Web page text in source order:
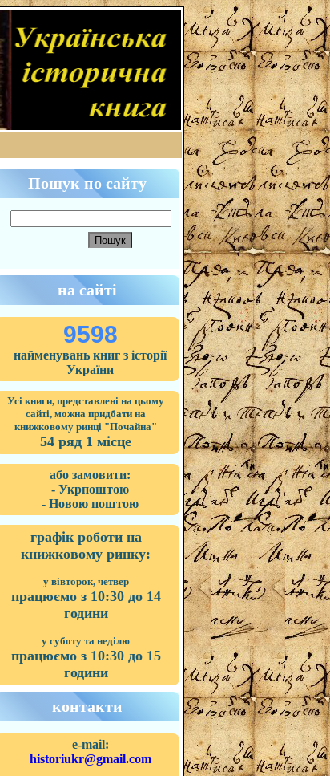
Пошук по сайту
на сайті
9598
найменувань книг з історії
України
Усі книги, представлені на цьому
сайті, можна придбати на
книжковому ринці "Почайна"
54 ряд 1 місце
або замовити:
- Укрпоштою
- Новою поштою
графік роботи на
книжковому ринку:
у вівторок, четвер
працюємо з 10:30 до 14
години
у суботу та неділю
працюємо з 10:30 до 15
години
контакти
e-mail:
historiukr@gmail.com